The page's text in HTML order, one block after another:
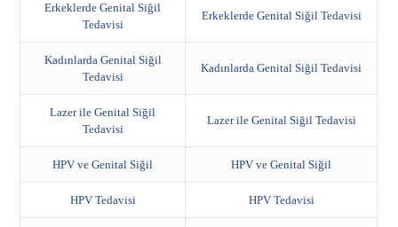
Erkeklerde Genital Siğil
Tedavisi
Erkeklerde Genital Siğil Tedavisi
Kadınlarda Genital Siğil
Tedavisi
Kadınlarda Genital Siğil Tedavisi
Lazer ile Genital Siğil
Tedavisi
Lazer ile Genital Siğil Tedavisi
HPV ve Genital Siğil HPV ve Genital Siğil
HPV Tedavisi HPV Tedavisi